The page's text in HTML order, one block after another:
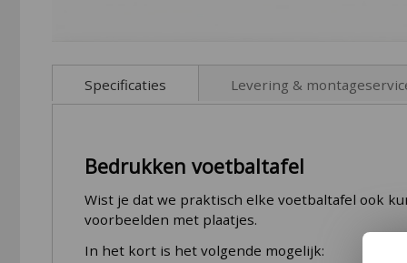
to
beginning
images
Specificaties
Information
Afmetingen product (lxbxh)
Materiaal speelveld
Levering &
Levering Garlando tafelvoetbal
De meesteGarlando voetbaltafelsliggen op
de voetbaltafel binnen enkele werkdagen bij je
Wil je de tafelvoetbal laten monteren? Reken
Bedrukken voetbaltafel
Wist je dat we praktisch elke voetbaltafel ook
voorbeelden met plaatjes.
In het kort is het volgende mogelijk: